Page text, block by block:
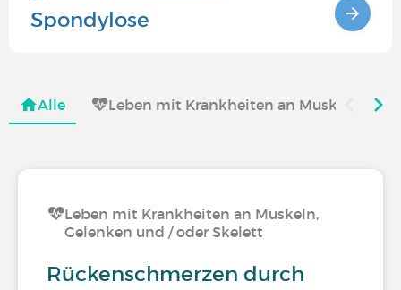
Spondylose
Alle Leben mit Krankheiten an Muskeln,
Leben mit Krankheiten an Muskeln,
Gelenken und / oder Skelett
Rückenschmerzen durch